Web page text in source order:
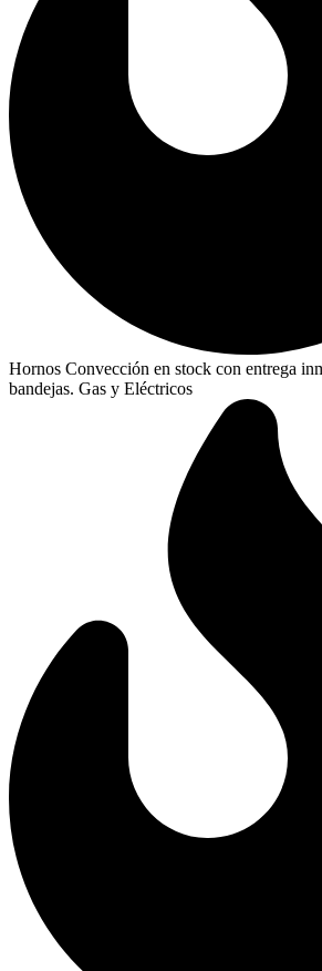
Hornos Convección en stock con entrega
bandejas. Gas y Eléctricos